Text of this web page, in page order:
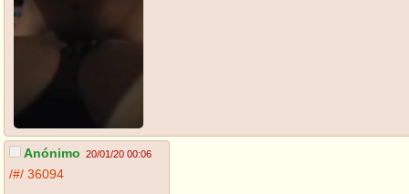
Anónimo 20/01/20 00:06
/#/ 36094